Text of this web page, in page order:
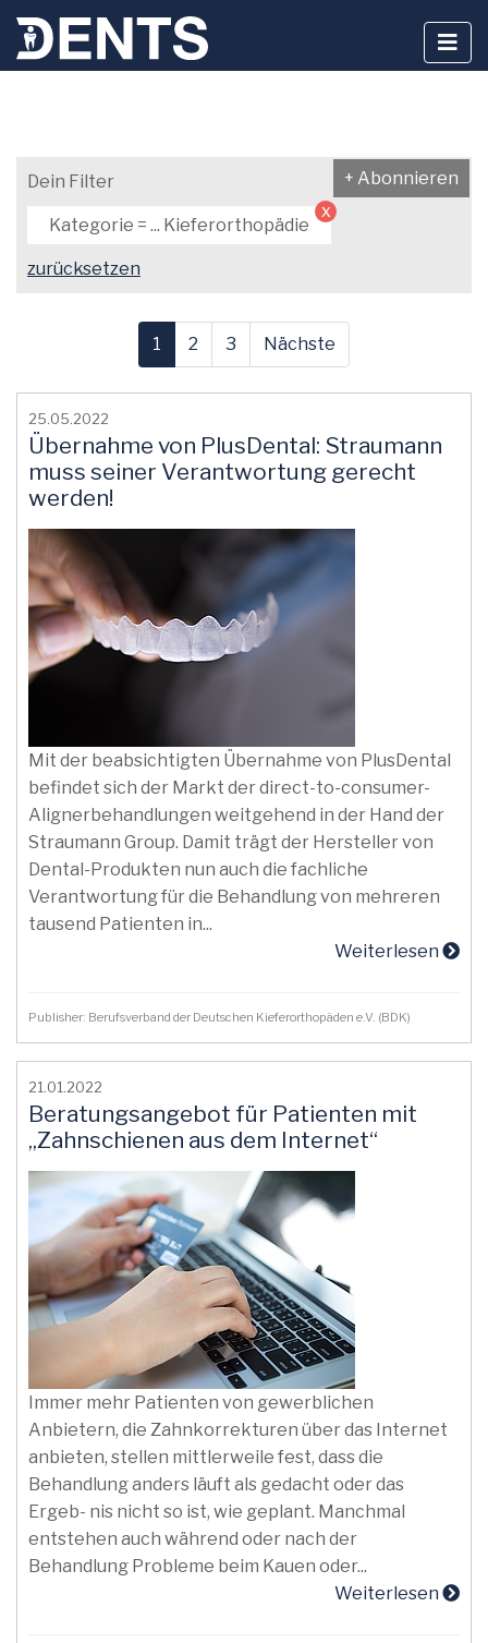
Inhalt
Dein Filter + Abonnieren
zurücksetzen
Kategorie = ... Kieferorthopädie
x
1 2 3 Nächste
25.05.2022
Übernahme von PlusDental: Straumann
muss seiner Verantwortung gerecht
werden!
Mit der beabsichtigten Übernahme von PlusDental
befindet sich der Markt der direct-to-consumer-
Alignerbehandlungen weitgehend in der Hand der
Straumann Group. Damit trägt der Hersteller von
Dental-Produkten nun auch die fachliche
Verantwortung für die Behandlung von mehreren
tausend Patienten in...
Weiterlesen
Publisher: Berufsverband der Deutschen Kieferorthopäden e.V. (BDK)
21.01.2022
Beratungsangebot für Patienten mit
„Zahnschienen aus dem Internet“
Immer mehr Patienten von gewerblichen
Anbietern, die Zahnkorrekturen über das Internet
anbieten, stellen mittlerweile fest, dass die
Behandlung anders läuft als gedacht oder das
Ergeb- nis nicht so ist, wie geplant. Manchmal
entstehen auch während oder nach der
Behandlung Probleme beim Kauen oder...
Weiterlesen